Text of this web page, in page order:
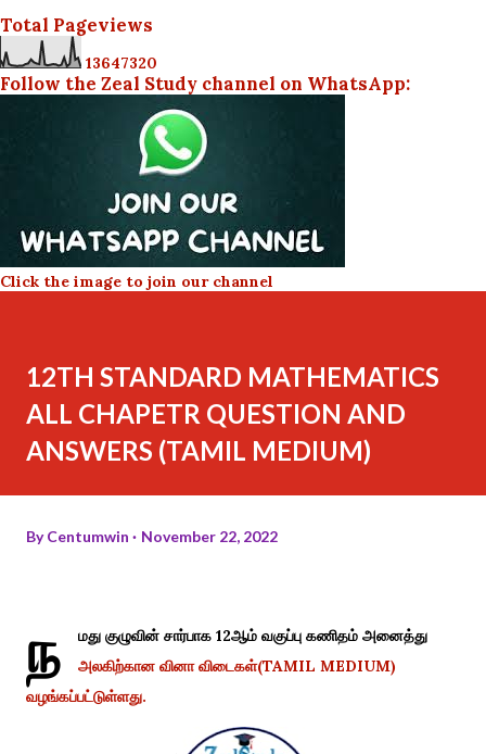
Total Pageviews
13647320
Follow the Zeal Study channel on WhatsApp:
Click the image to join our channel
12TH STANDARD MATHEMATICS
ALL CHAPETR QUESTION AND
ANSWERS (TAMIL MEDIUM)
ByCentumwin November 22, 2022
ந
மது குழுவின் சார்பாக 12ஆம் வகுப்பு கணிதம் அனைத்து
அலகிற்கான வினா விடைகள்(TAMIL MEDIUM)
வழங்கப்பட்டுள்ளது.